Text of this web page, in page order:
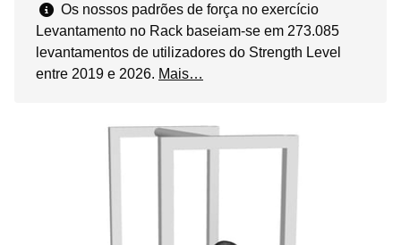
Os nossos padrões de força no exercício
Levantamento no Rack baseiam-se em 273.085
levantamentos de utilizadores do Strength Level
entre 2019 e 2026. Mais…